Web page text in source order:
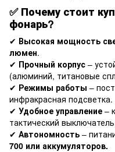
✅Почему стоит
фонарь?
✔ Высокая мощность
люмен.
✔ Прочный корпус –
(алюминий, титановые
✔ Режимы работы –
инфракрасная подсветка.
✔ Удобное управление –
тактический
✔ Автономность –
700 или аккумуляторов.